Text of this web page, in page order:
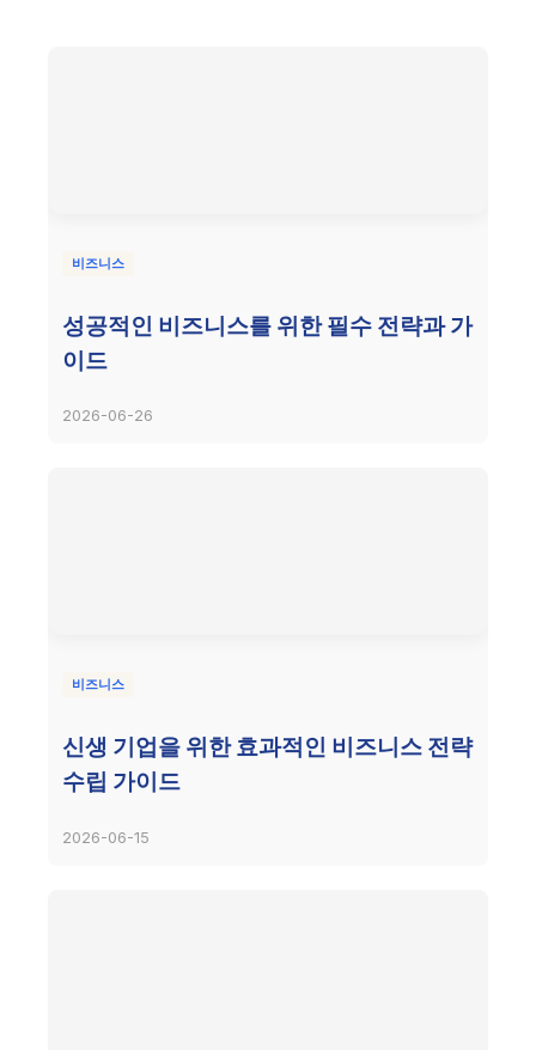
비즈니스
성공적인 비즈니스를 위한 필수 전략과 가
이드
2026-06-26
비즈니스
신생 기업을 위한 효과적인 비즈니스 전략
수립 가이드
2026-06-15